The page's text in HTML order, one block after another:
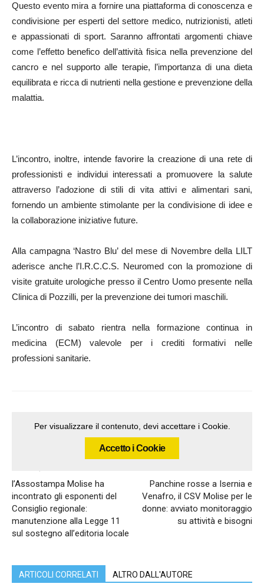
Questo evento mira a fornire una piattaforma di conoscenza e
condivisione per esperti del settore medico, nutrizionisti, atleti
e appassionati di sport. Saranno affrontati argomenti chiave
come l’effetto benefico dell’attività fisica nella prevenzione del
cancro e nel supporto alle terapie, l’importanza di una dieta
equilibrata e ricca di nutrienti nella gestione e prevenzione della
malattia.
L’incontro, inoltre, intende favorire la creazione di una rete di
professionisti e individui interessati a promuovere la salute
attraverso l’adozione di stili di vita attivi e alimentari sani,
fornendo un ambiente stimolante per la condivisione di idee e
la collaborazione iniziative future.
Alla campagna ‘Nastro Blu’ del mese di Novembre della LILT
aderisce anche l’I.R.C.C.S. Neuromed con la promozione di
visite gratuite urologiche presso il Centro Uomo presente nella
Clinica di Pozzilli, per la prevenzione dei tumori maschili.
L’incontro di sabato rientra nella formazione continua in
medicina (ECM) valevole per i crediti formativi nelle
professioni sanitarie.
Per visualizzare il contenuto, devi accettare i Cookie.
Accetto i Cookie
l’Assostampa Molise ha
incontrato gli esponenti del
Consiglio regionale:
manutenzione alla Legge 11
sul sostegno all’editoria locale
Panchine rosse a Isernia e
Venafro, il CSV Molise per le
donne: avviato monitoraggio
su attività e bisogni
ARTICOLI CORRELATI ALTRO DALL'AUTORE